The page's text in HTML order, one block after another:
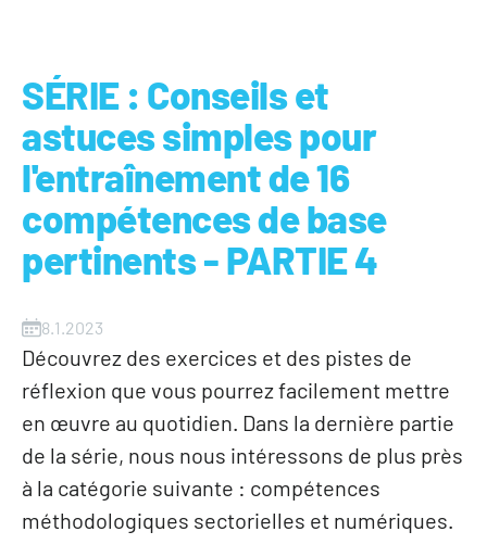
SÉRIE : Conseils et
astuces simples pour
l'entraînement de 16
compétences de base
pertinents - PARTIE 4
8.1.2023
Découvrez des exercices et des pistes de
réflexion que vous pourrez facilement mettre
en œuvre au quotidien. Dans la dernière partie
de la série, nous nous intéressons de plus près
à la catégorie suivante : compétences
méthodologiques sectorielles et numériques.